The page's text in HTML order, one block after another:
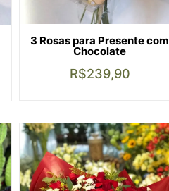
3 Rosas para Presente com
Chocolate
R$239,90